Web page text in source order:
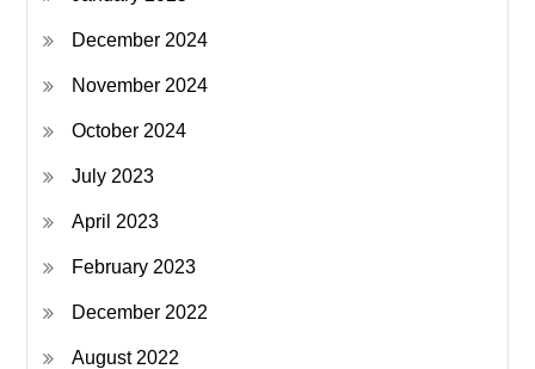
December 2024
November 2024
October 2024
July 2023
April 2023
February 2023
December 2022
August 2022